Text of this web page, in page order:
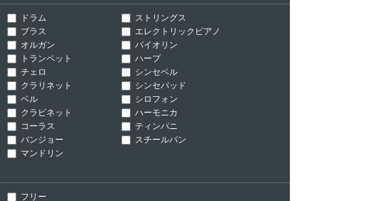
ドラム
ストリングス
ブラス
エレクトリックピアノ
オルガン
バイオリン
トランペット
ハープ
チェロ
シンセベル
クラリネット
シンセパッド
ベル
シロフォン
クラビネット
ハーモニカ
コーラス
ティンパニ
バンジョー
スチールパン
マンドリン
フリー